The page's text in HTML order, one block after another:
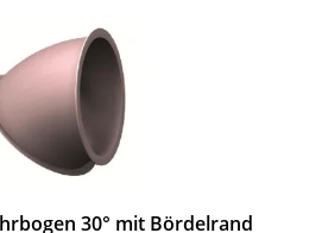
30° mit Bördelrand